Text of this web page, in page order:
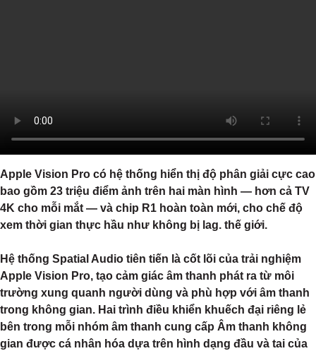
Apple Vision Pro có hệ thống hiển thị độ phân giải cực cao
bao gồm 23 triệu điểm ảnh trên hai màn hình — hơn cả TV
4K cho mỗi mắt — và chip R1 hoàn toàn mới, cho chế độ
xem thời gian thực hầu như không bị lag. thế giới.
Hệ thống Spatial Audio tiên tiến là cốt lõi của trải nghiệm
Apple Vision Pro, tạo cảm giác âm thanh phát ra từ môi
trường xung quanh người dùng và phù hợp với âm thanh
trong không gian. Hai trình điều khiển khuếch đại riêng lẻ
bên trong mỗi nhóm âm thanh cung cấp Âm thanh không
gian được cá nhân hóa dựa trên hình dạng đầu và tai của